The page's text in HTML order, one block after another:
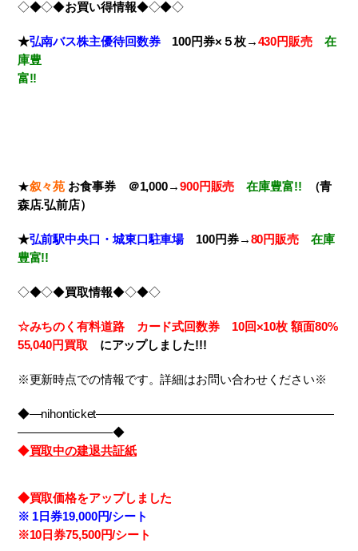
◇◆◇◆お買い得情報◆◇◆◇
★弘南バス株主優待回数券 100円券×５枚→430円販売
在
庫豊
富!!
★叙々苑 お食事券 ＠1,000→900円販売 在庫豊富!! （青
森店.弘前店）
★弘前駅中央口・城東口駐車場 100円券→80円販売
在庫
豊富!!
◇◆◇◆買取情報◆◇◆◇
☆みちのく有料道路 カード式回数券 10回×10枚額面80%
55,040円買取 にアップしました!!!
※更新時点での情報です。詳細はお問い合わせください※
◆―nihonticket――――――――――――――――――――
――――――――◆
◆買取中の建退共証紙
◆買取価格をアップしました
※ 1日券19,000円/シート
※10 日券75,500円/シート